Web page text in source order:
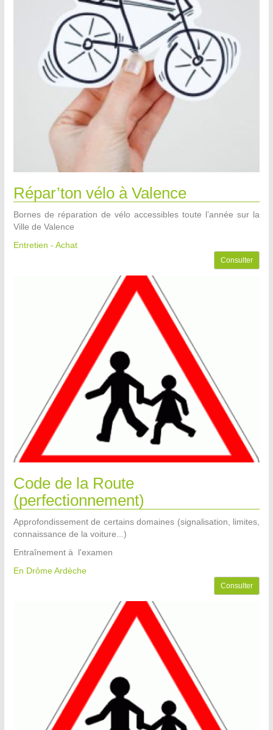
Répar’ton vélo à Valence
Bornes de réparation de vélo accessibles toute l’année sur la
Ville de Valence
Entretien - Achat
Consulter
Code de la Route
(perfectionnement)
Approfondissement de certains domaines (signalisation, limites,
connaissance de la voiture...)
Entraînement à l'examen
En Drôme Ardèche
Consulter